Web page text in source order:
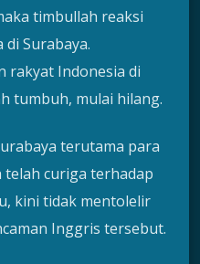
timbullah reaksi
Surabaya.
rakyat Indonesia di
tumbuh, mulai hilang.
terutama para
telah curiga terhadap
kini tidak mentolelir
Inggris tersebut.